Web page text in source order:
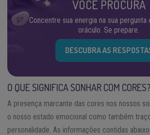
VOCÊ PROCURA
Concentre sua energia na sua pergunta
oráculo. Se prepare.
DESCUBRA AS
O QUE SIGNIFICA SONHAR COM CORES?
A presença marcante das cores nos nossos
o nosso estado emocional como também
personalidade. As informações contidas